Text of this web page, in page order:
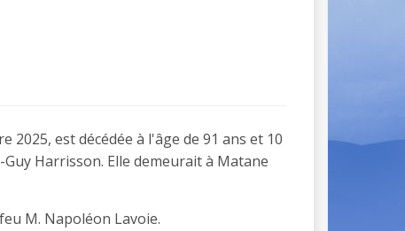
2025, est décédée à l'âge de 91 ans et 10
Harrisson. Elle demeurait à Matane
M. Napoléon Lavoie.